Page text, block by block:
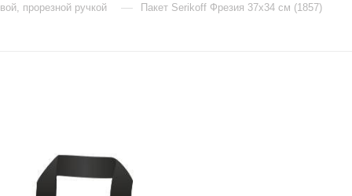
прорезной ручкой — Пакет Serikoff Фрезия 37х34 см (1857)